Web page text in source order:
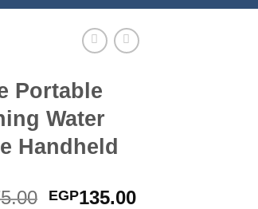
Portable
Water
Handheld
Original
EGP135.00Current